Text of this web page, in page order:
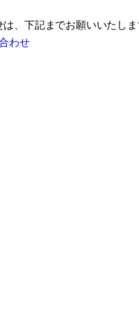
、 下記までお願いいたしま
わせ